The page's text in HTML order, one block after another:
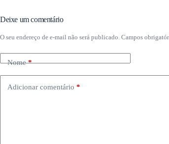
Deixe um comentário
O seu endereço de e-mail não será publicado. Campos
Nome*
Adicionar comentário *